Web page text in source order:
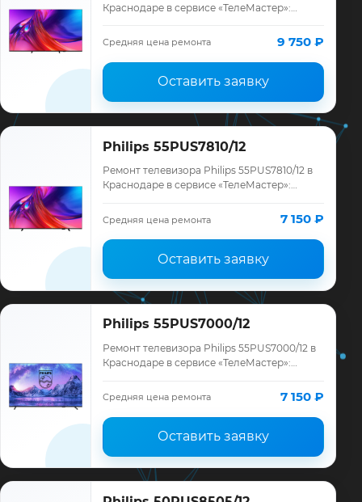
Краснодаре в сервисе «ТелеМастер»:
ремонта, запчасти и гарантия до 12
месяце…
Средняя цена ремонта 9 750 ₽
Оставить заявку
Philips 55PUS7810/12
Ремонт телевизора Philips 55PUS7810/12 в
Краснодаре в сервисе «ТелеМастер»:
ремонта, запчасти и гарантия до 12
месяце…
Средняя цена ремонта 7 150 ₽
Оставить заявку
Philips 55PUS7000/12
Ремонт телевизора Philips 55PUS7000/12 в
Краснодаре в сервисе «ТелеМастер»:
ремонта, запчасти и гарантия до 12
месяце…
Средняя цена ремонта 7 150 ₽
Оставить заявку